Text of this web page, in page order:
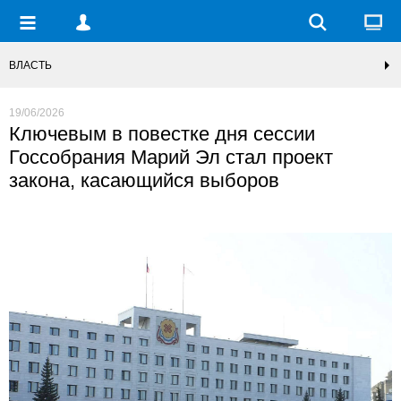
ВЛАСТЬ
19/06/2026
Ключевым в повестке дня сессии
Госсобрания Марий Эл стал проект
закона, касающийся выборов